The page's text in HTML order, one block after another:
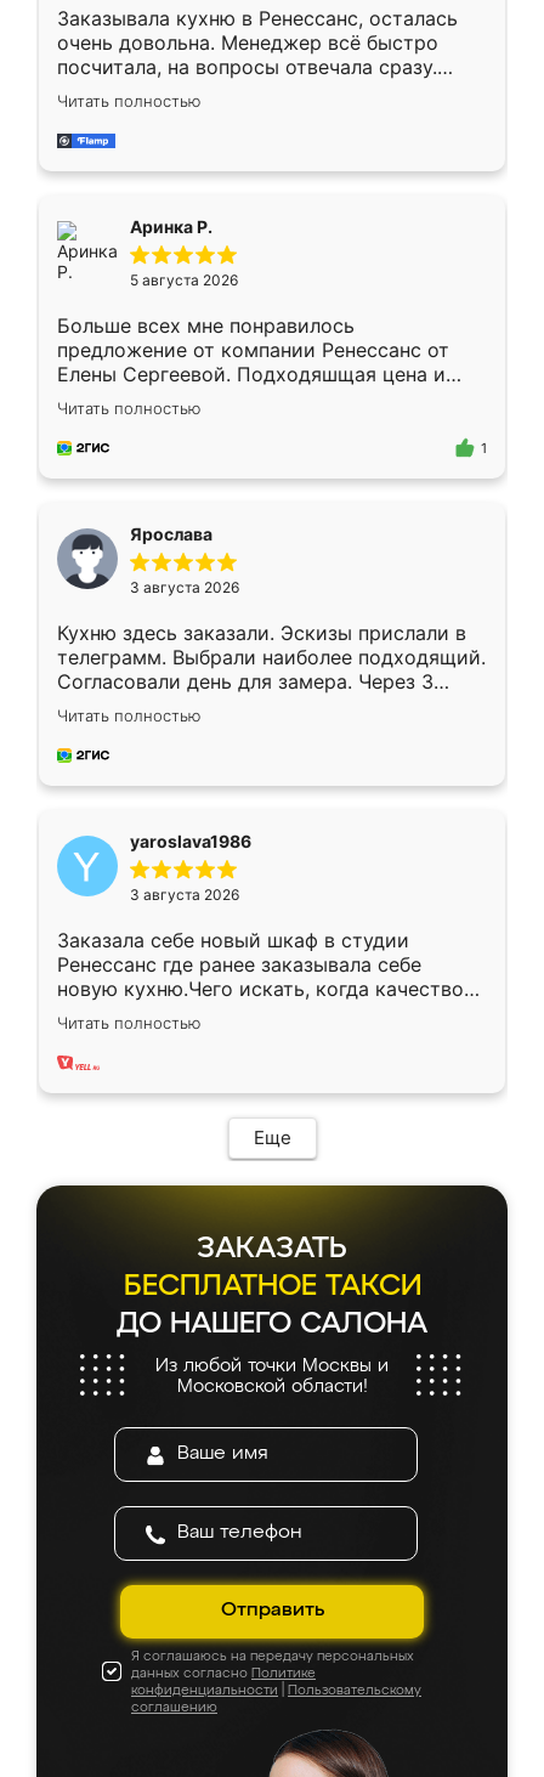
Заказывала кухню в Ренессанс, осталась
очень довольна. Менеджер всё быстро
посчитала, на вопросы отвечала сразу.
Замерщик приехал в субботу, подошёл к
делу со всей ответственностью. Собрали
за день, ребята работали аккуратно, даже
Читать полностью
Аринка Р.
5 августа 2026
Больше всех мне понравилось
предложение от компании Ренессанс от
Елены Сергеевой. Подходяшщая цена и
короткие сроки изготовления. Приехавший
для замера сотрудник Владислав
предложил по моему эскизу самый
Читать полностью
1
Ярослава
3 августа 2026
Кухню здесь заказали. Эскизы прислали в
телеграмм. Выбрали наиболее подходящий.
Согласовали день для замера. Через 3
недели кухня была уже готова. Остались
довольны работой. Спасибо Ренессанс
мебель за качественную работу!
Читать полностью
yaroslava1986
3 августа 2026
Заказала себе новый шкаф в студии
Ренессанс где ранее заказывала себе
новую кухню.Чего искать, когда качеством
вполне довольна. Служит кухня уже почти
два года, нареканий нет.
Читать полностью
Еще
ЗАКАЗАТЬ
БЕСПЛАТНОЕ ТАКСИ
ДО НАШЕГО САЛОНА
Из любой точки Москвы и
Московской области!
Отправить
Я соглашаюсь на передачу персональных
данных согласно Политике
конфиденциальности
Пользовательскому
соглашению